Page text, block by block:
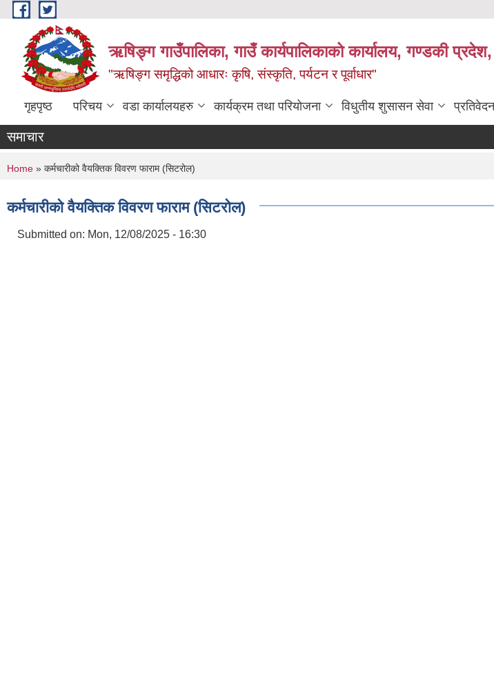
Skip to main content
ऋषिङ्ग गाउँपालिका, गाउँ कार्यपालिकाको कार्यालय, गण्डकी
"ऋषिङ्ग समृद्धिको आधारः कृषि, संस्कृति, पर्यटन र पूर्वाधार"
गृहपृष्ठ परिचय वडा कार्यालयहरु कार्यक्रम तथा परियोजना विधुतीय शुसासन सेवा प्रतिवेदन
समाचार
You are here
Home » कर्मचारीको वैयक्तिक विवरण फाराम (सिटरोल)
कर्मचारीको वैयक्तिक विवरण फाराम (सिटरोल)
Submitted on: Mon, 12/08/2025 - 16:30